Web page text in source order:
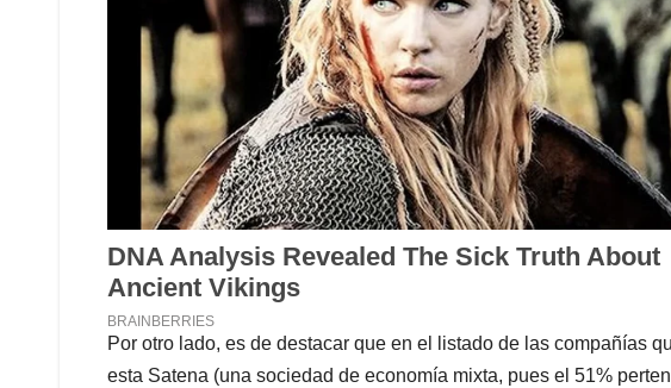
Por otro lado, es de destacar que en el listado de las compañías
esta Satena (una sociedad de economía mixta, pues el 51%